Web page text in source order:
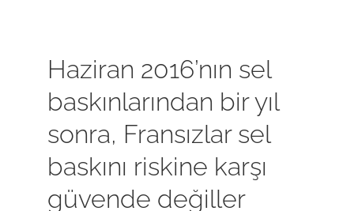
Haziran 2016’nın sel
baskınlarından bir yıl
sonra, Fransızlar sel
baskını riskine karşı
güvende değiller